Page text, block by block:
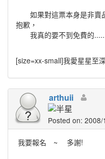
如果對這票本身是非賣
抱歉，
我真的要不到免費的
[size=xx-small]我愛星星至
arthuii
Posted on:
我要報名 ~ 多謝!